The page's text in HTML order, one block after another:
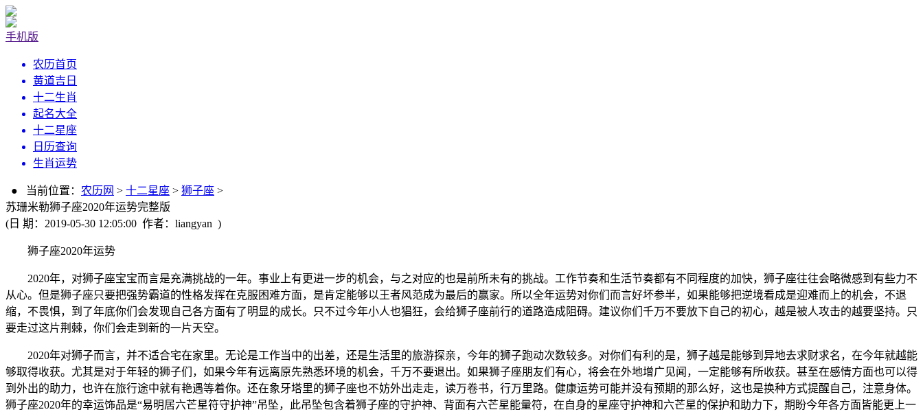
手机版
农历首页
黄道吉日
十二生肖
起名大全
十二星座
日历查询
生肖运势
● 当前位置： 农历网 > 十二星座 > 狮子座 >
苏珊米勒狮子座2020年运势完整版
(日 期：2019-05-30 12:05:00 作者：liangyan )
狮子座2020年运势
2020年，对狮子座宝宝而言是充满挑战的一年。事业上有更进一步的机会，与之对应的也是前所未有的挑战。工作节奏和生活节奏都有不同程度的加快，狮子座往往会略微感到有些力不
从心。但是狮子座只要把强势霸道的性格发挥在克服困难方面，是肯定能够以王者风范成为最后的赢家。所以全年运势对你们而言好坏参半，如果能够把逆境看成是迎难而上的机会，不退
缩，不畏惧，到了年底你们会发现自己各方面有了明显的成长。只不过今年小人也猖狂，会给狮子座前行的道路造成阻碍。建议你们千万不要放下自己的初心，越是被人攻击的越要坚持。只
要走过这片荆棘，你们会走到新的一片天空。
2020年对狮子而言，并不适合宅在家里。无论是工作当中的出差，还是生活里的旅游探亲，今年的狮子跑动次数较多。对你们有利的是，狮子越是能够到异地去求财求名，在今年就越能
够取得收获。尤其是对于年轻的狮子们，如果今年有远离原先熟悉环境的机会，千万不要退出。如果狮子座朋友们有心，将会在外地增广见闻，一定能够有所收获。甚至在感情方面也可以得
到外出的助力，也许在旅行途中就有艳遇等着你。还在象牙塔里的狮子座也不妨外出走走，读万卷书，行万里路。健康运势可能并没有预期的那么好，这也是换种方式提醒自己，注意身体。
狮子座2020年的幸运饰品是“易明居六芒星符守护神”吊坠，此吊坠包含着狮子座的守护神、背面有六芒星能量符，在自身的星座守护神和六芒星的保护和助力下，期盼今年各方面皆能更上一